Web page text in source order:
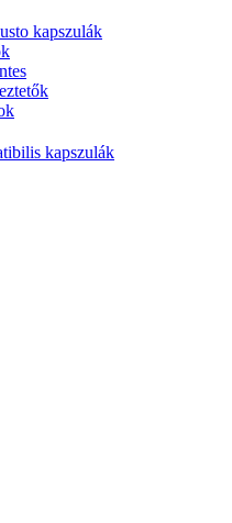
kapszulák
kapszulák